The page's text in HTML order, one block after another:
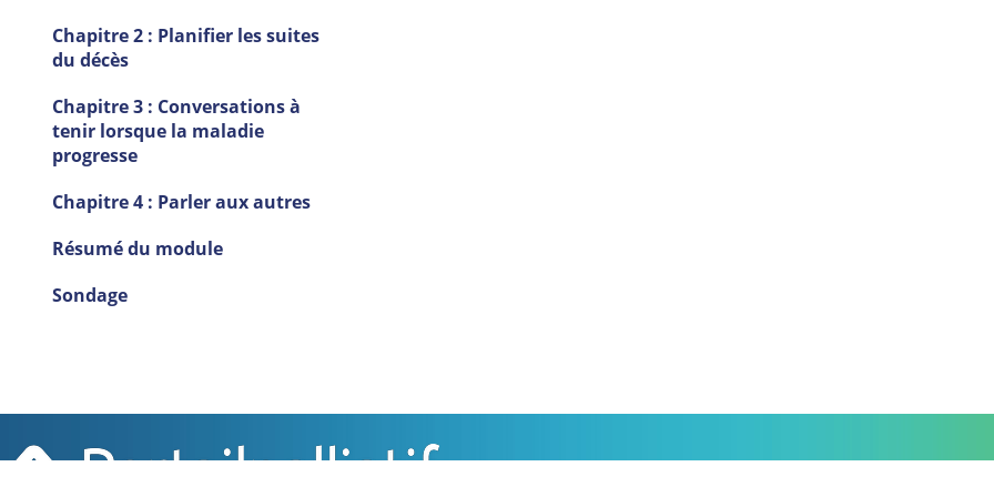
Chapitre 2 : Planifier les suites
du décès
Chapitre 3 : Conversations à
tenir lorsque la maladie
progresse
Chapitre 4 : Parler aux autres
Résumé du module
Sondage